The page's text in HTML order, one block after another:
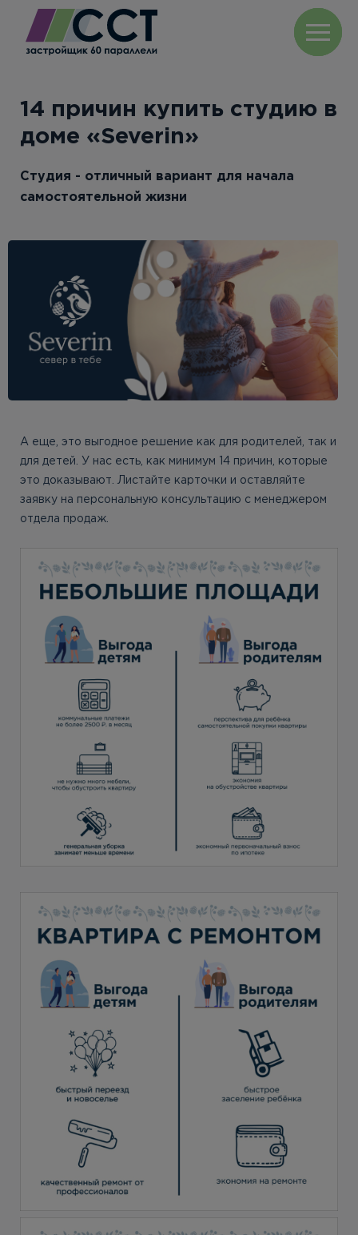
14 причин купить студию в
доме «Severin»
Студия - отличный вариант для начала
самостоятельной жизни
А еще, это выгодное решение как для родителей, так и
для детей. У нас есть, как минимум 14 причин, которые
это доказывают. Листайте карточки и оставляйте
заявку на персональную консультацию с менеджером
отдела продаж.